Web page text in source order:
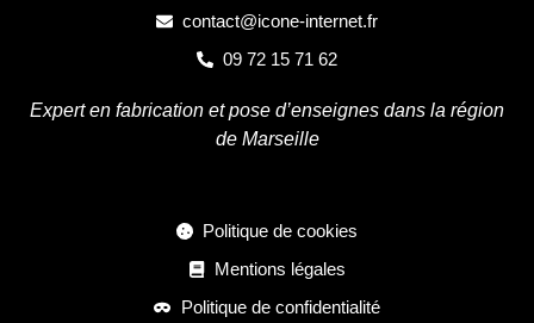
contact@icone-internet.fr
09 72 15 71 62
Expert en fabrication et pose d’enseignes dans la région
de Marseille
Politique de cookies
Mentions légales
Politique de confidentialité